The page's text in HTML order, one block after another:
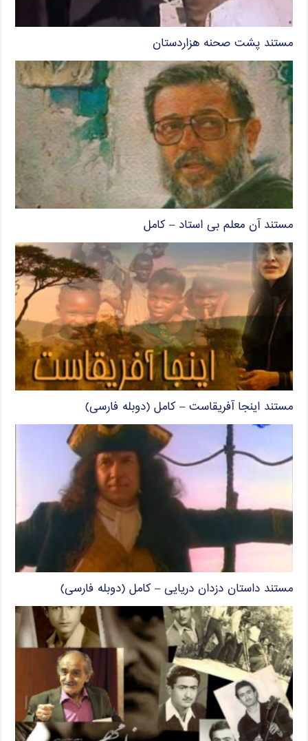
مستند پشت صحنه هزاردستان
مستند آن معلم بی استاد – کامل
مستند اینجا آفریقاست – کامل (دوبله فارسی)
مستند داستان دزدان دریایی – کامل (دوبله فارسی)